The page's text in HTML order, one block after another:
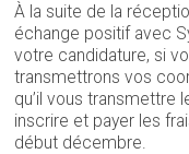
À la suite de la
échange positif avec
votre candidature, si
transmettrons vos
qu’il vous transmettre
inscrire et payer les
début décembre.